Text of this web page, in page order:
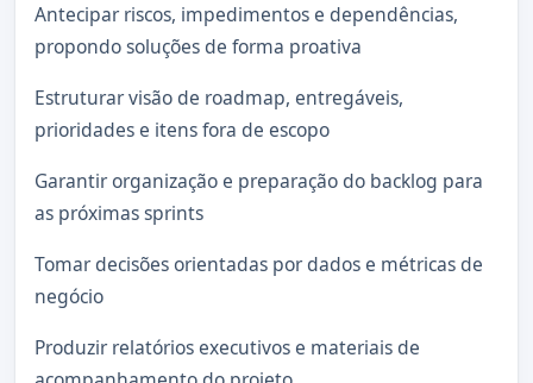
Antecipar riscos, impedimentos e dependências,
propondo soluções de forma proativa
Estruturar visão de roadmap, entregáveis,
prioridades e itens fora de escopo
Garantir organização e preparação do backlog para
as próximas sprints
Tomar decisões orientadas por dados e métricas de
negócio
Produzir relatórios executivos e materiais de